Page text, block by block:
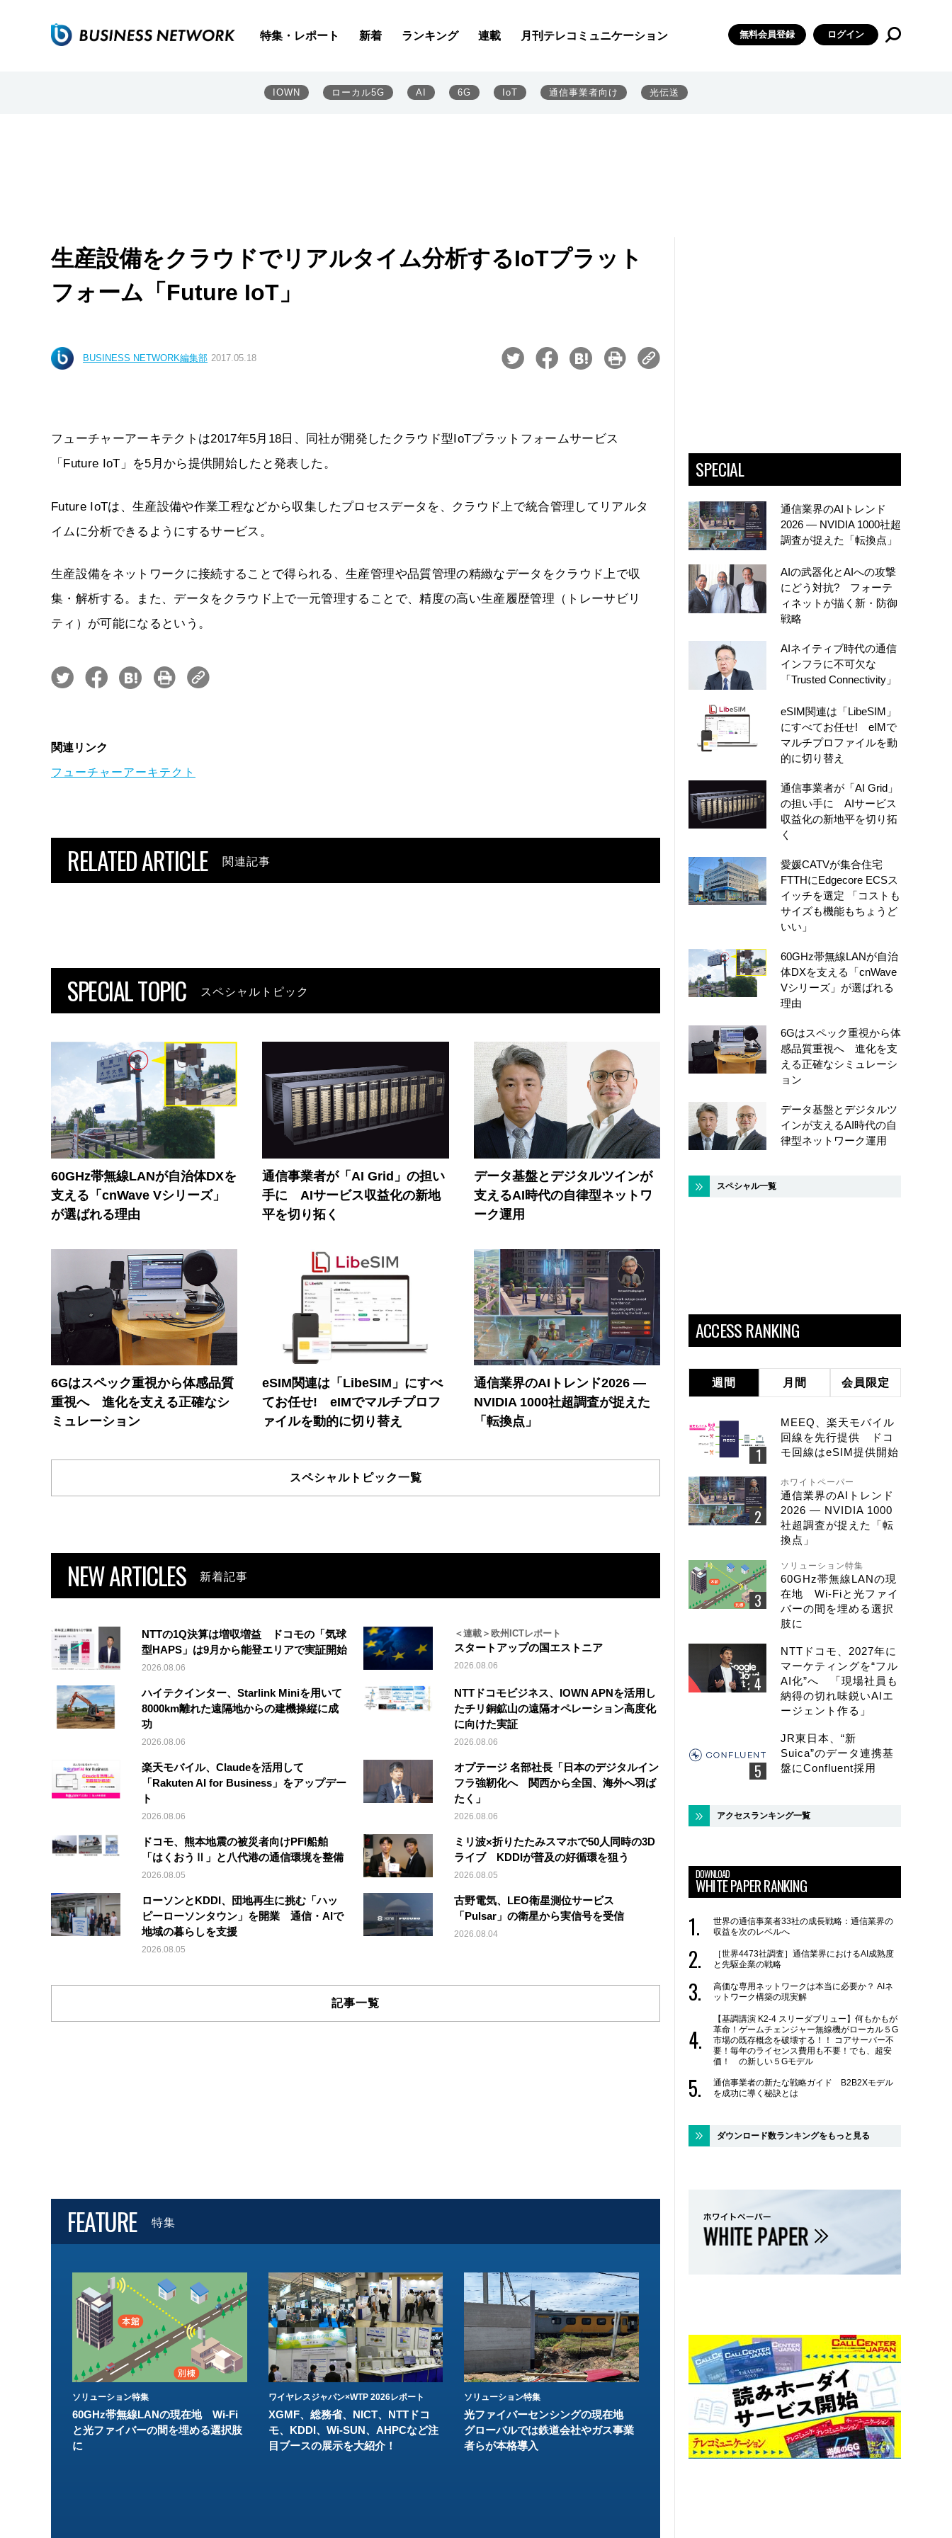
特集・レポート 新着 ランキング 連載 月刊テレコミュニケーション 無料会員登録 ログイン
IOWN ローカル5G AI 6G IoT 通信事業者向け 光伝送
生産設備をクラウドでリアルタイム分析するIoTプラット
フォーム「Future IoT」
BUSINESS NETWORK編集部 2017.05.18
フューチャーアーキテクトは2017年5月18日、同社が開発したクラウド型IoTプラットフォームサービス
「Future IoT」を5月から提供開始したと発表した。
Future IoTは、生産設備や作業工程などから収集したプロセスデータを、クラウド上で統合管理してリアルタ
イムに分析できるようにするサービス。
生産設備をネットワークに接続することで得られる、生産管理や品質管理の精緻なデータをクラウド上で収
集・解析する。また、データをクラウド上で一元管理することで、精度の高い生産履歴管理（トレーサビリ
ティ）が可能になるという。
関連リンク
フューチャーアーキテクト
RELATED ARTICLE 関連記事
SPECIAL TOPIC スペシャルトピック
60GHz帯無線LANが自治体DXを
支える「cnWave Vシリーズ」
が選ばれる理由
通信事業者が「AI Grid」の担い
手に AIサービス収益化の新地
平を切り拓く
データ基盤とデジタルツインが
支えるAI時代の自律型ネットワ
ーク運用
6Gはスペック重視から体感品質
重視へ 進化を支える正確なシ
ミュレーション
eSIM関連は「LibeSIM」にすべ
てお任せ! eIMでマルチプロフ
ァイルを動的に切り替え
通信業界のAIトレンド2026 ―
NVIDIA 1000社超調査が捉えた
「転換点」
スペシャルトピック一覧
NEW ARTICLES 新着記事
NTTの1Q決算は増収増益 ドコモの「気球
型HAPS」は9月から能登エリアで実証開始
2026.08.06
＜連載＞欧州ICTレポート
スタートアップの国エストニア
2026.08.06
ハイテクインター、Starlink Miniを用いて
8000km離れた遠隔地からの建機操縦に成
功
2026.08.06
NTTドコモビジネス、IOWN APNを活用し
たチリ銅鉱山の遠隔オペレーション高度化
に向けた実証
2026.08.06
楽天モバイル、Claudeを活用して
「Rakuten AI for Business」をアップデー
ト
2026.08.06
オプテージ 名部社長「日本のデジタルイン
フラ強靭化へ 関西から全国、海外へ羽ば
たく」
2026.08.06
ドコモ、熊本地震の被災者向けPFI船舶
「はくおうⅡ」と八代港の通信環境を整備
2026.08.05
ミリ波×折りたたみスマホで50人同時の3D
ライブ KDDIが普及の好循環を狙う
2026.08.05
ローソンとKDDI、団地再生に挑む「ハッ
ピーローソンタウン」を開業 通信・AIで
地域の暮らしを支援
2026.08.05
古野電気、LEO衛星測位サービス
「Pulsar」の衛星から実信号を受信
2026.08.04
記事一覧
FEATURE 特集
ソリューション特集
60GHz帯無線LANの現在地 Wi-Fi
と光ファイバーの間を埋める選択肢
に
ワイヤレスジャパン×WTP 2026レポート
XGMF、総務省、NICT、NTTドコ
モ、KDDI、Wi-SUN、AHPCなど注
目ブースの展示を大紹介！
ソリューション特集
光ファイバーセンシングの現在地
グローバルでは鉄道会社やガス事業
者らが本格導入
ソリューション特集
イーサネットで作るGPUネットワー
ク 間近に迫る1.6TbE時代とローカ
ルLLMに備えを
ソリューション特集
6GHz帯Wi-Fiは「
末」で Wi-Fi 7へ
こう
SPECIAL
通信業界のAIトレンド
2026 ― NVIDIA 1000社超
調査が捉えた「転換点」
AIの武器化とAIへの攻撃
にどう対抗? フォーテ
ィネットが描く新・防御
戦略
AIネイティブ時代の通信
インフラに不可欠な
「Trusted Connectivity」
eSIM関連は「LibeSIM」
にすべてお任せ! eIMで
マルチプロファイルを動
的に切り替え
通信事業者が「AI Grid」
の担い手に AIサービス
収益化の新地平を切り拓
く
愛媛CATVが集合住宅
FTTHにEdgecore ECSス
イッチを選定 「コストも
サイズも機能もちょうど
いい」
60GHz帯無線LANが自治
体DXを支える「cnWave
Vシリーズ」が選ばれる
理由
6Gはスペック重視から体
感品質重視へ 進化を支
える正確なシミュレーシ
ョン
データ基盤とデジタルツ
インが支えるAI時代の自
律型ネットワーク運用
スペシャル一覧
ACCESS RANKING
週間 月間 会員限定
MEEQ、楽天モバイル
回線を先行提供 ドコ
モ回線はeSIM提供開始
ホワイトペーパー
通信業界のAIトレンド
2026 ― NVIDIA 1000
社超調査が捉えた「転
換点」
ソリューション特集
60GHz帯無線LANの現
在地 Wi-Fiと光ファイ
バーの間を埋める選択
肢に
NTTドコモ、2027年に
マーケティングを“フル
AI化”へ 「現場社員も
納得の切れ味鋭いAIエ
ージェント作る」
JR東日本、“新
Suica”のデータ連携基
盤にConfluent採用
アクセスランキング一覧
DOWNLOAD
WHITE PAPER RANKING
世界の通信事業者33社の成長戦略：通信業界の
収益を次のレベルへ
［世界4473社調査］通信業界におけるAI成熟度
と先駆企業の戦略
高価な専用ネットワークは本当に必要か？ AIネ
ットワーク構築の現実解
【基調講演 K2-4 スリーダブリュー】何もかもが
革命！ゲームチェンジャー無線機がローカル５G
市場の既存概念を破壊する！！ コアサーバー不
要！毎年のライセンス費用も不要！でも、超安
価！ の新しい５Gモデル
通信事業者の新たな戦略ガイド B2B2Xモデル
を成功に導く秘訣とは
ダウンロード数ランキングをもっと見る